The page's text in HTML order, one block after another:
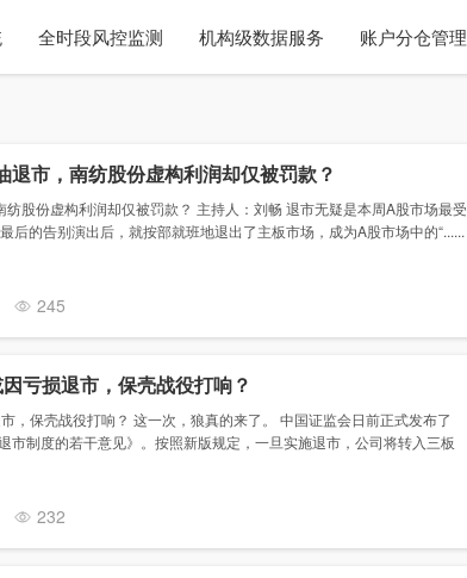
全时段风控监测 机构级数据服务 账户分仓管理
市，南纺股份虚构利润却仅被罚款？
股份虚构利润却仅被罚款？ 主持人：刘畅 退市无疑是本周A股市场最受
后的告别演出后，就按部就班地退出了主板市场，成为A股市场中的“......
245
亏损退市，保壳战役打响？
，保壳战役打响？ 这一次，狼真的来了。 中国证监会日前正式发布了
市制度的若干意见》。按照新版规定，一旦实施退市，公司将转入三板
232